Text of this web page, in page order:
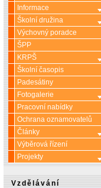
Informace
Školní družina
Výchovný poradce
ŠPP
KRPŠ
Školní časopis
Padesátiny
Fotogalerie
Pracovní nabídky
Ochrana oznamovatelů
Články
Výběrová řízení
Projekty
Vzdělávání